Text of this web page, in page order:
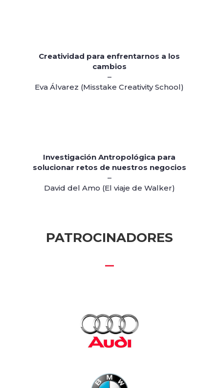
Transformación Digital
Identidad Digital y RRSS
–